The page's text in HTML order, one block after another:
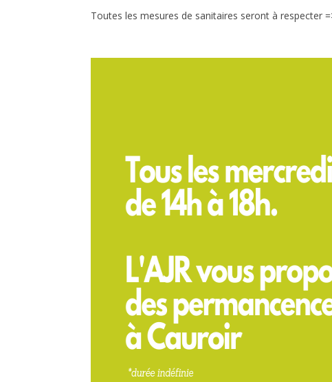
Toutes les mesures de sanitaires seront à respecter